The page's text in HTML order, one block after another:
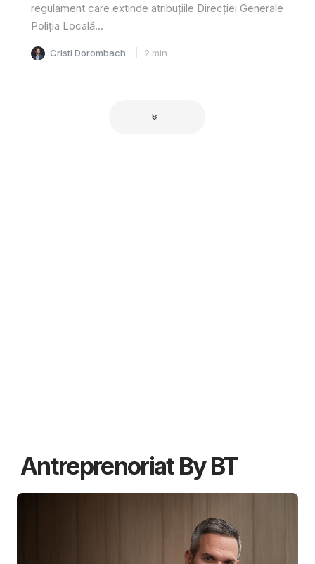
regulament care extinde atribuțiile Direcției Generale
Poliția Locală...
Cristi Dorombach 2 min
Antreprenoriat By BT